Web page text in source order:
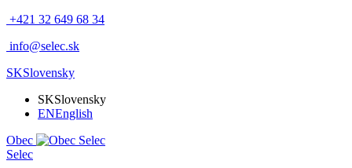
+421 32 649 68 34
info@selec.sk
SKSlovensky
SKSlovensky
ENEnglish
Obec
Selec